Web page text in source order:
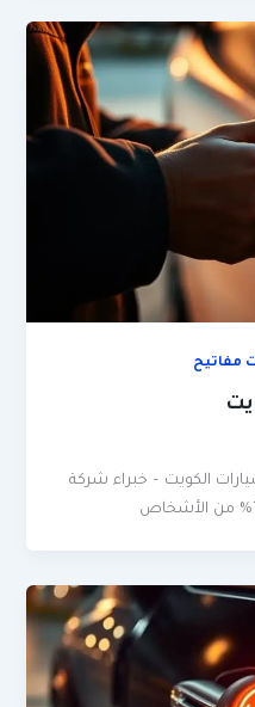
مفاتيح
الكويت – خبراء شركة